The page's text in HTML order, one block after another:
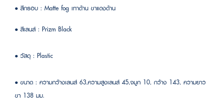
• สีกรอบ : Matte fog เทาด้าน ขาแดงด้าน
• สีเลนส์ : Prizm Black
• วัสดุ : Plastic
• ขนาด : ความกว้างเลนส์ 63,ความสูงเลนส์ 45,จมูก 10, กว้าง 143, ความยาว
ขา 138 มม.